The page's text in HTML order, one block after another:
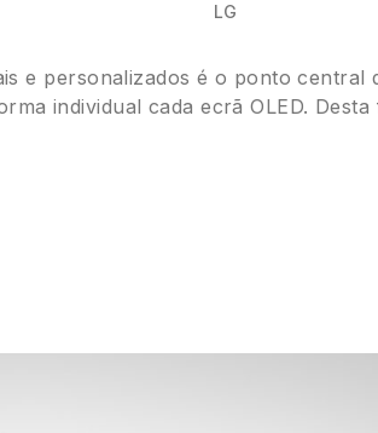
LG
e personalizados é o ponto central
individual cada ecrã OLED.